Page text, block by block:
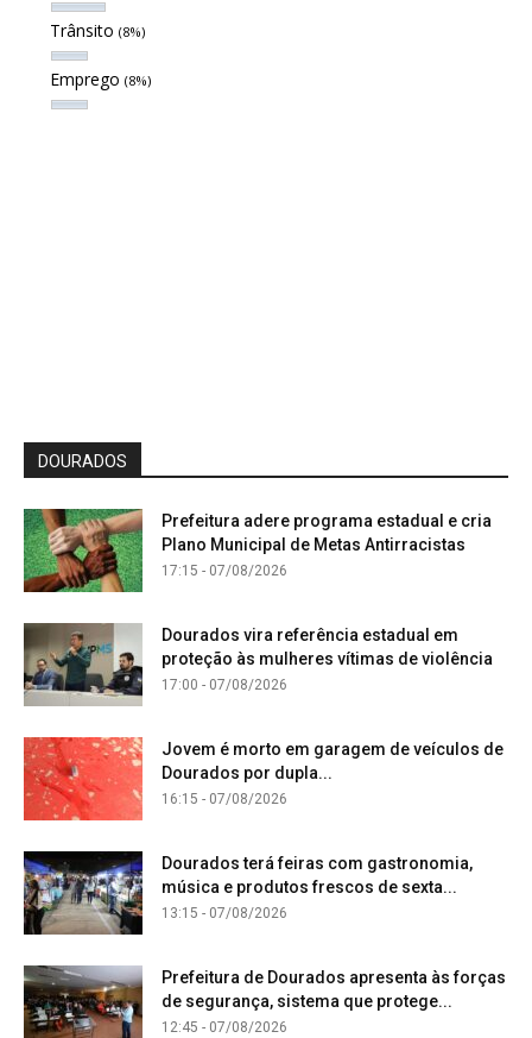
Trânsito (8%)
Emprego (8%)
DOURADOS
Prefeitura adere programa estadual e cria
Plano Municipal de Metas Antirracistas
17:15 - 07/08/2026
Dourados vira referência estadual em
proteção às mulheres vítimas de violência
17:00 - 07/08/2026
Jovem é morto em garagem de veículos de
Dourados por dupla...
16:15 - 07/08/2026
Dourados terá feiras com gastronomia,
música e produtos frescos de sexta...
13:15 - 07/08/2026
Prefeitura de Dourados apresenta às forças
de segurança, sistema que protege...
12:45 - 07/08/2026